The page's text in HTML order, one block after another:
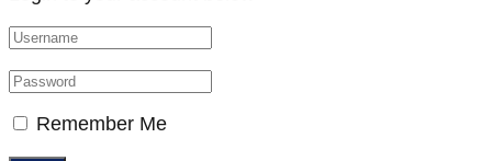
Remember Me